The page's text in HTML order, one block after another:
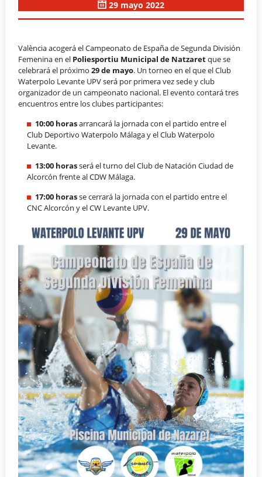
29 mayo 2022
València acogerá el Campeonato de España de Segunda División
Femenina en el Poliesportiu Municipal de Natzaretque se
celebrará el próximo29 de mayo. Un torneo en el que el Club
Waterpolo Levante UPV será por primera vez sede y club
organizador de un campeonato nacional. El evento contará tres
encuentros entre los clubes participantes:
10:00 horasarrancará la jornada con el partido entre el
Club Deportivo Waterpolo Málaga y el Club Waterpolo
Levante.
13:00 horasserá el turno del Club de Natación Ciudad de
Alcorcón frente al CDW Málaga.
17:00 horasse cerrará la jornada con el partido entre el
CNC Alcorcón y el CW Levante UPV.